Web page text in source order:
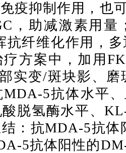
疫抑制作用，也
， 助减激素用量
抗纤维化作用，
方案中，加用
实变/斑块影、
MDA-5抗体水平
脱氢酶水平、
： 抗MDA-5抗体
5抗体阳性的D